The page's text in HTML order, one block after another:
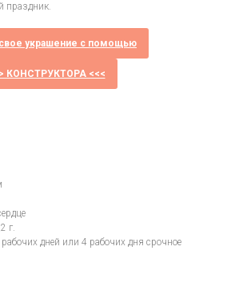
праздник.
украшение с помощью
КОНСТРУКТОРА <<<
г.
дней или 4 рабочих дня срочное